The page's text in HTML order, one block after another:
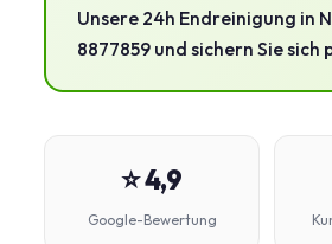
Unsere 24h Endreinigung in
8877859 und sichern Sie
⭐ 4,9
Google-Bewertung